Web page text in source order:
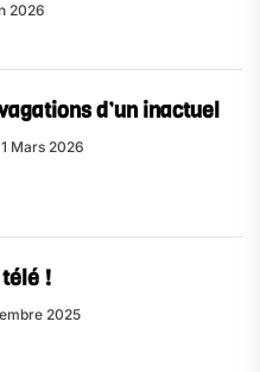
2026
d’un inactuel
Mars 2026
!
2025